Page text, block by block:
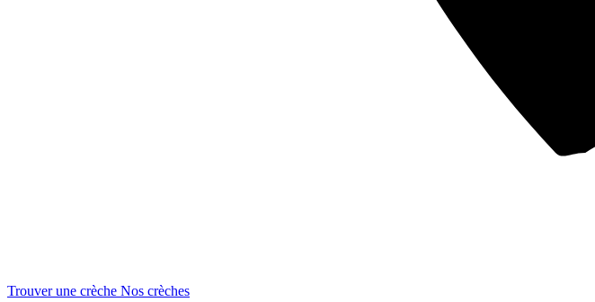
Trouver une crèche Nos crèches